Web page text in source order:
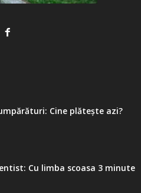
Cine plătește azi?
Cu limba scoasa 3 minute